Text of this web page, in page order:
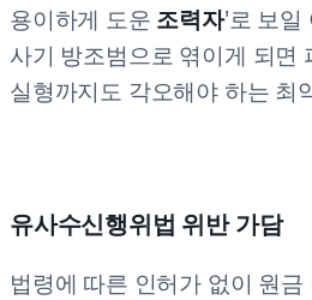
용이하게 도운 조력자'로 보일
사기 방조범으로 엮이게 되면
실형까지도 각오해야 하는 최
유사수신행위법 위반 가담
법령에 따른 인허가 없이 원